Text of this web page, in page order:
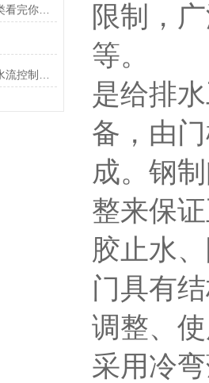
想知道闸门启闭机有哪些种类看完你就知道了
限制，
等。
是给排
备，由
成。钢
整来保
胶止水
门具有
调整、
采用冷